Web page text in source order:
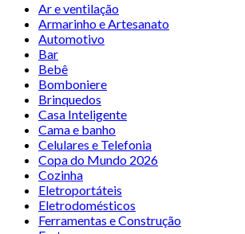
Ar e ventilação
Armarinho e Artesanato
Automotivo
Bar
Bebê
Bomboniere
Brinquedos
Casa Inteligente
Cama e banho
Celulares e Telefonia
Copa do Mundo 2026
Cozinha
Eletroportáteis
Eletrodomésticos
Ferramentas e Construção